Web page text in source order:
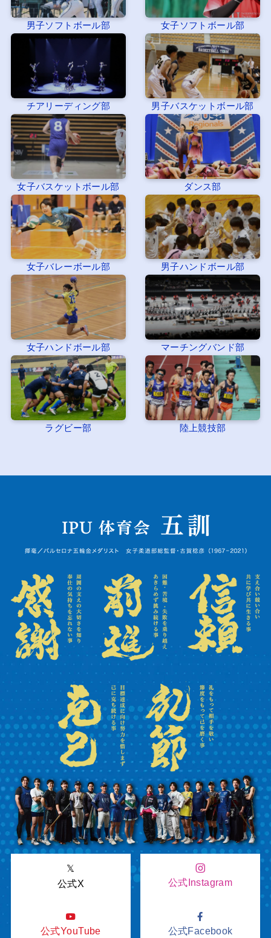
男子ソフトボール部 女子ソフトボール部
チアリーディング部 男子バスケットボール部
女子バスケットボール部 ダンス部
女子バレーボール部 男子ハンドボール部
女子ハンドボール部 マーチングバンド部
ラグビー部 陸上競技部
𝕏
公式X
公式Instagram
公式YouTube 公式Facebook